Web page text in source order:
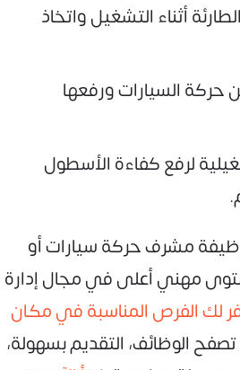
أثناء التشغيل واتخاذ
حركة السيارات ورفعها
لرفع كفاءة الأسطول
مشرف حركة سيارات أو
مهني أعلى في مجال إدارة
لك الفرص المناسبة في مكان
الوظائف، التقديم بسهولة،